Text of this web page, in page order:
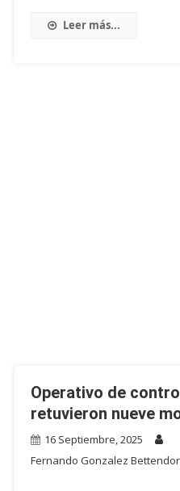
Leer más...
Operativo de
retuvieron nueve
16 Septiembre, 2025
Fernando Gonzalez